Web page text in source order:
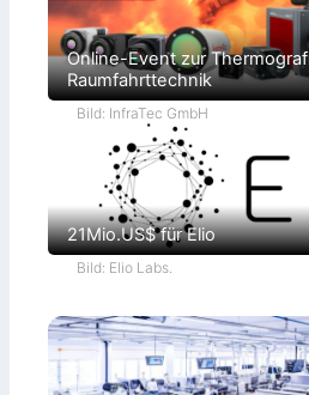
Online-Event zur
Raumfahrttechnik
Bild: InfraTec GmbH
21Mio.US$ für Elio
Bild: Elio Labs.